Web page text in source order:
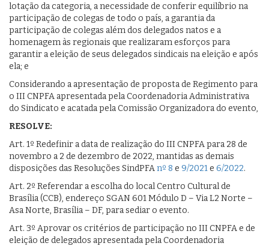
lotação da categoria, a necessidade de conferir equilíbrio na
participação de colegas de todo o país, a garantia da
participação de colegas além dos delegados natos e a
homenagem às regionais que realizaram esforços para
garantir a eleição de seus delegados sindicais na eleição e após
ela; e
Considerando a apresentação de proposta de Regimento para
o III CNPFA apresentada pela Coordenadoria Administrativa
do Sindicato e acatada pela Comissão Organizadora do evento,
RESOLVE:
Art. 1º Redefinir a data de realização do III CNPFA para 28 de
novembro a 2 de dezembro de 2022, mantidas as demais
disposições das Resoluções SindPFAnº 8 e 9/2021e 6/2022.
Art. 2º Referendar a escolha do local Centro Cultural de
Brasília (CCB), endereço SGAN 601 Módulo D – Via L2 Norte –
Asa Norte, Brasília – DF, para sediar o evento.
Art. 3º Aprovar os critérios de participação no III CNPFA e de
eleição de delegados apresentada pela Coordenadoria